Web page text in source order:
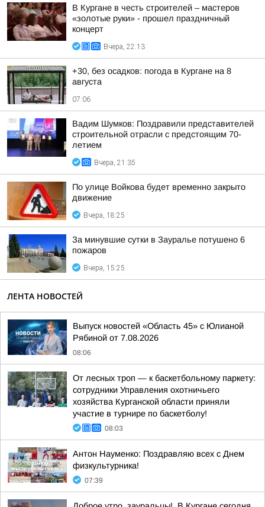
В Кургане в честь строителей – мастеров
«золотые руки» - прошел праздничный
концерт
Вчера, 22:13
+30, без осадков: погода в Кургане на 8
августа
07:06
Вадим Шумков: Поздравили представителей
строительной отрасли с предстоящим 70-
летием
Вчера, 21:35
По улице Войкова будет временно закрыто
движение
Вчера, 18:25
За минувшие сутки в Зауралье потушено 6
пожаров
Вчера, 15:25
ЛЕНТА НОВОСТЕЙ
Выпуск новостей «Область 45» с Юлианой
Рябиной от 7.08.2026
08:06
От лесных троп — к баскетбольному паркету:
сотрудники Управления охотничьего
хозяйства Курганской области приняли
участие в турнире по баскетболу!
08:03
Антон Науменко: Поздравляю всех с Днем
физкультурника!
07:39